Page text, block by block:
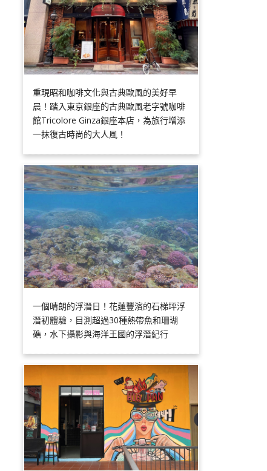
重現昭和咖啡文化與古典歐風的美好早
晨！踏入東京銀座的古典歐風老字號咖啡
館Tricolore Ginza銀座本店，為旅行增添
一抹復古時尚的大人風！
一個晴朗的浮潛日！花蓮豐濱的石梯坪浮
潛初體驗，目測超過30種熱帶魚和珊瑚
礁，水下攝影與海洋王國的浮潛紀行